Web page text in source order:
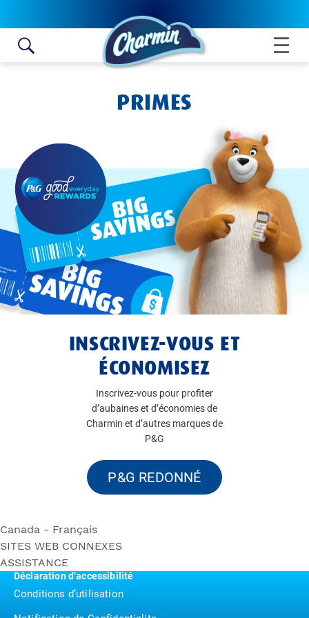
PRIMES
INSCRIVEZ-VOUS ET
ÉCONOMISEZ
Inscrivez-vous pour profiter
d’aubaines et d’économies de
Charmin et d’autres marques de
P&G
P&G REDONNÉ
Canada - Français
Rouleau Méga Ultra Soft
Rouleau Triple Ultra Soft
SITES WEB CONNEXES
Bounty
Puffs
P&G BrandSaver
ASSISTANCE
Contactez nous
Déclaration d’accessibilité
Conditions d’utilisation